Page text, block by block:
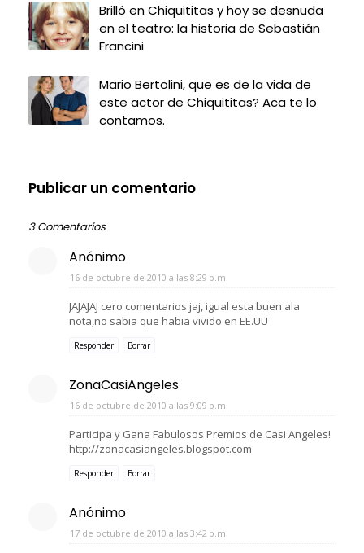
Brilló en Chiquititas y hoy se desnuda
en el teatro: la historia de Sebastián
Francini
Mario Bertolini, que es de la vida de
este actor de Chiquititas? Aca te lo
contamos.
Publicar un comentario
3 Comentarios
Anónimo
16 de octubre de 2010 a las 8:29 p.m.
JAJAJAJ cero comentarios jaj, igual esta buen ala
nota,no sabia que habia vivido en EE.UU
Responder Borrar
ZonaCasiAngeles
16 de octubre de 2010 a las 9:09 p.m.
Participa y Gana Fabulosos Premios de Casi Angeles!
http://zonacasiangeles.blogspot.com
Responder Borrar
Anónimo
17 de octubre de 2010 a las 3:42 p.m.